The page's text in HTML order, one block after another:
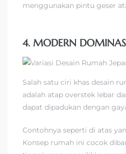
menggunakan pintu geser
4. MODERN
Salah satu ciri khas desain
adalah atap overstek lebar
dapat dipadukan dengan
Contohnya seperti di atas
Konsep rumah ini cocok